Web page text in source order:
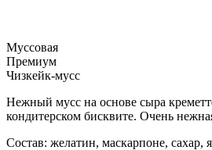
Муссовая
Премиум
Чизкейк-мусс
Нежный мусс на основе сыра
кондитерском бисквите. Очень
Состав: желатин, маскарпоне, сахар,